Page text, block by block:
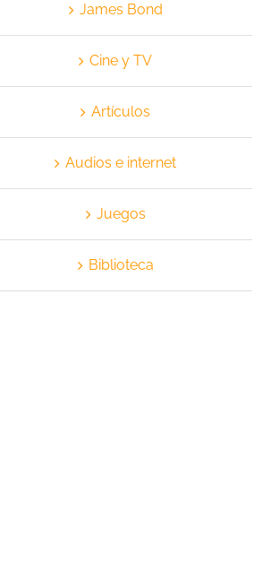
James Bond
Cine y TV
Artículos
Audios e internet
Juegos
Biblioteca